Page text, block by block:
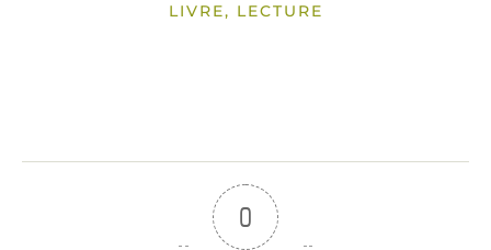
LIVRE, LECTURE
0